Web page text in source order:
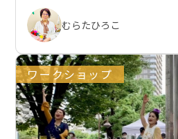
むらたひろこ
ワークショップ